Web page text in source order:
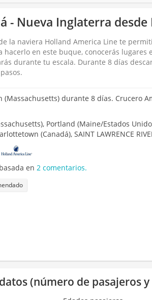
- Nueva Inglaterra desde
la naviera Holland America Line te
hacerlo en este buque, conocerás
durante tu escala. Durante 8 días
(Massachusetts) durante 8 días. Crucero
Portland (Maine/Estados
(Canadá), SAINT LAWRENCE
basada en 2 comentarios.
(número de pasajeros y